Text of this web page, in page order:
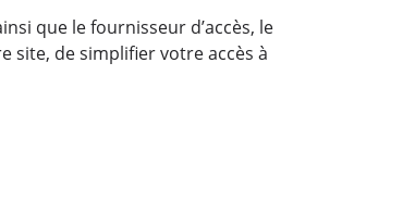
que le fournisseur d’accès, le
site, de simplifier votre accès à